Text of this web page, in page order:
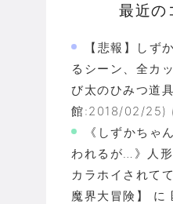
最近の
【悲報】しず
るシーン、全カ
び太のひみつ道
館:2018/02/25)
《しずかちゃ
われるが…》人
カラホイされて
魔界大冒険】
に